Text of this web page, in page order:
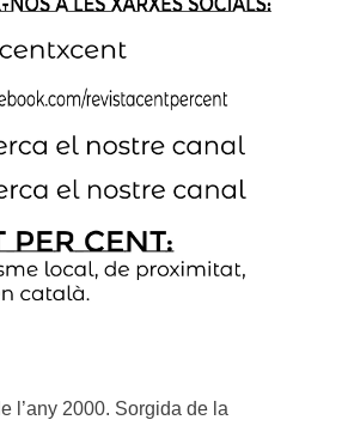
l’any 2000. Sorgida de la